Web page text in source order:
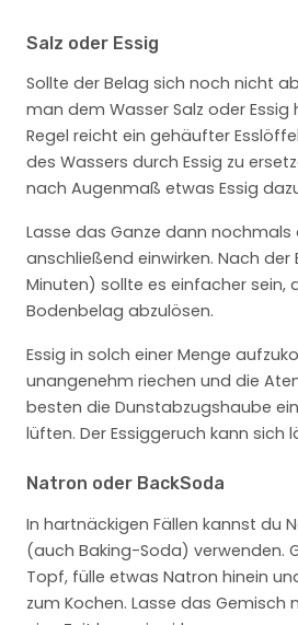
Salz oder Essig
Sollte der Belag sich noch nicht
man dem Wasser Salz oder Essig
Regel reicht ein gehäufter
des Wassers durch Essig zu
nach Augenmaß etwas Essig
Lasse das Ganze dann
anschließend einwirken. Nach der
Minuten) sollte es einfacher sein,
Bodenbelag abzulösen.
Essig in solch einer Menge
unangenehm riechen und die
besten die Dunstabzugshaube
lüften. Der Essiggeruch kann sich
Natron oder BackSoda
In hartnäckigen Fällen kannst du
(auch Baking-Soda) verwenden.
Topf, fülle etwas Natron hinein
zum Kochen. Lasse das Gemisch